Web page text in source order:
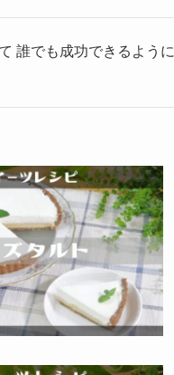
誰でも成功できるよう